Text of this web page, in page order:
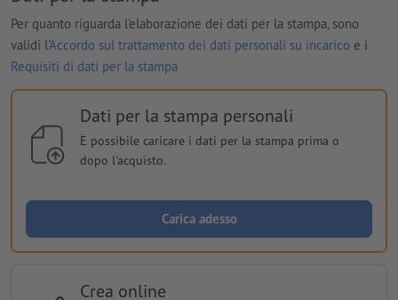
Per quanto riguarda l'elaborazione dei dati per la stampa, sono
validi l'Accordo sul trattamento dei dati personali su incarico e i
Requisiti di dati per la stampa
Dati per la stampa personali
È possibile caricare i dati per la stampa prima o
dopo l'acquisto.
Carica adesso
Crea online